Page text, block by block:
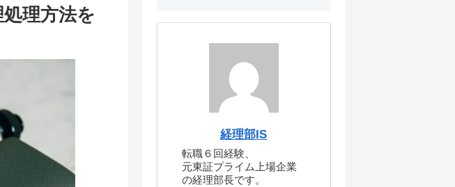
理方法を
経理部IS
転職６回経験、
元東証プライム上場企業
の経理部長です。